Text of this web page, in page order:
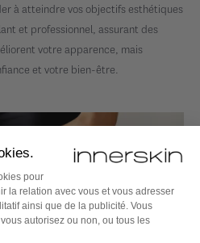
à atteindre vos objectifs esthétiques
et professionnel, assurant des
votre apparence, mais
et votre bien-être.